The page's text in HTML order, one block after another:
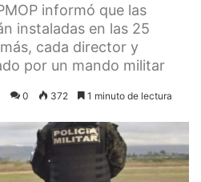
informó que las
instaladas en las 25
cada director y
por un mando militar
0 372 1 minuto de lectura